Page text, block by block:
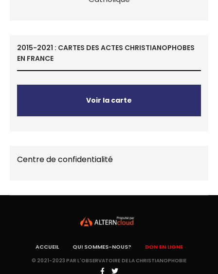
2015-2021 : CARTES DES ACTES CHRISTIANOPHOBES
EN FRANCE
Voir la carte
Centre de confidentialité
ACCUEIL QUI SOMMES-NOUS? DON EN LIGNE
© 2021-2023 PAR L'OBSERVATOIRE DE LA CHRISTIANOPHOBIE